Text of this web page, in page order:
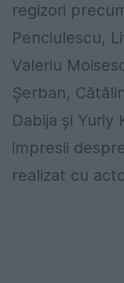
regizori
Penciulescu,
Valeriu
Șerban,
Dabija și Yuriy
impresii
realizat cu